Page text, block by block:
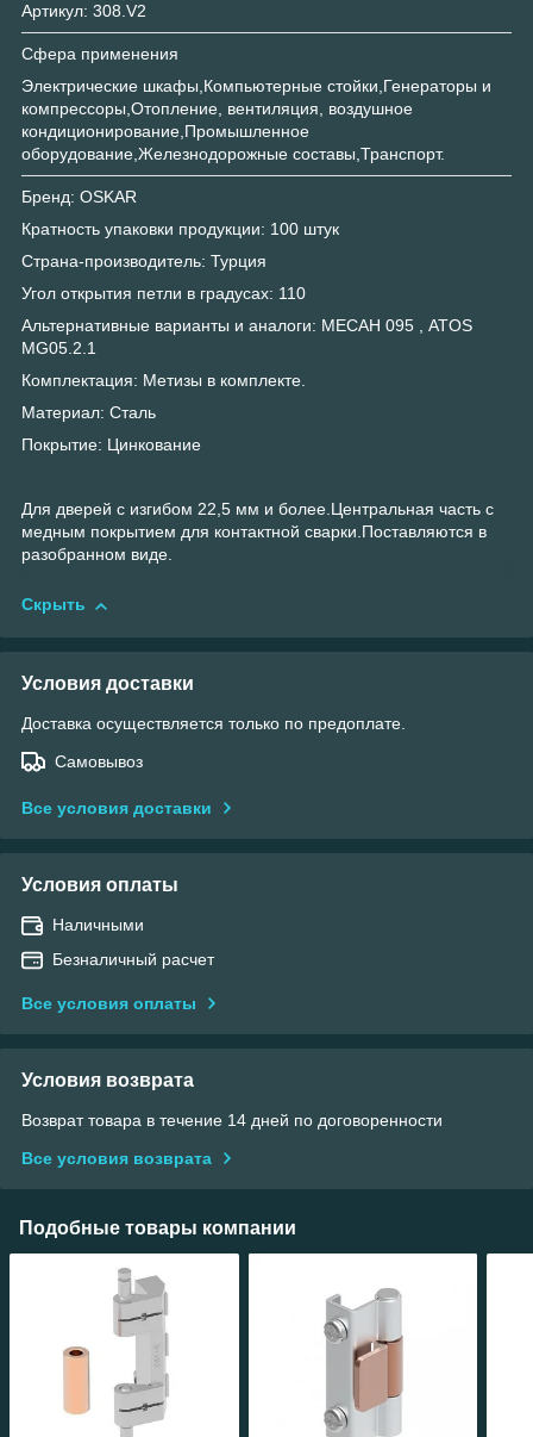
Артикул: 308.V2
Сфера применения
Электрические шкафы,Компьютерные стойки,Генераторы и
компрессоры,Отопление, вентиляция, воздушное
кондиционирование,Промышленное
оборудование,Железнодорожные составы,Транспорт.
Бренд: OSKAR
Кратность упаковки продукции: 100 штук
Страна-производитель: Турция
Угол открытия петли в градусах: 110
Альтернативные варианты и аналоги: МЕСАН 095 , ATOS
MG05.2.1
Комплектация: Метизы в комплекте.
Материал: Сталь
Покрытие: Цинкование
Для дверей с изгибом 22,5 мм и более.Центральная часть с
медным покрытием для контактной сварки.Поставляются в
разобранном виде.
Скрыть
Условия доставки
Доставка осуществляется только по предоплате.
Самовывоз
Все условия доставки
Условия оплаты
Наличными
Безналичный расчет
Все условия оплаты
Условия возврата
Возврат товара в течение 14 дней по договоренности
Все условия возврата
Подобные товары компании